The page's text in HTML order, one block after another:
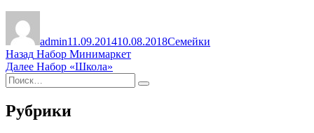
admin11.09.201410.08.2018Семейки
Навигация
по
записям
Назад Предыдущая
запись:
Набор Минимаркет
Далее Следующая
Набор «Школа»
Искать:
Поиск
Рубрики